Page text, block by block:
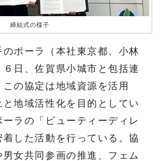
締結式の様子
ポーラ（本社東京都、小林
日、佐賀県小城市と包括連
の協定は地域資源を活用
と地域活性化を目的としてい
ラの「ビューティーディレ
した活動を行っている。協
女共同参画の推進、フェム